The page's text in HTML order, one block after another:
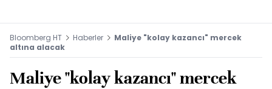
Bloomberg HT Haberler
Maliye "kolay kazancı" mercek
altına alacak
Maliye "kolay kazancı" mercek